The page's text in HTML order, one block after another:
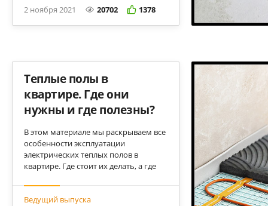
2 ноября 2021
20702 1378
Ведущий выпуска
Теплые полы в
квартире. Где они
нужны и где полезны?
В этом материале мы раскрываем все
особенности эксплуатации
электрических теплых полов в
квартире. Где стоит их делать, а где
игрушкой? И, конечно, разбираемся с
ценами на монтаж и эксплуатацию.